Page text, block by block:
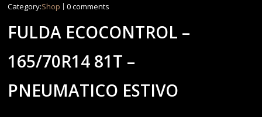
Category:Shop 0 comments
FULDA ECOCONTROL –
165/70R14 81T –
PNEUMATICO ESTIVO